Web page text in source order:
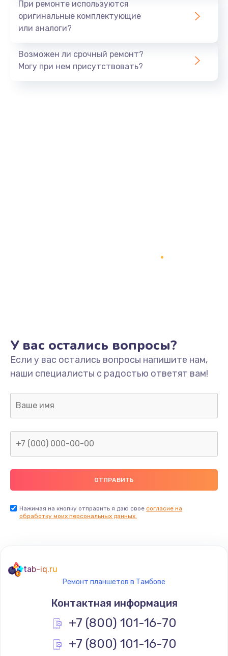
При ремонте используются
оригинальные комплектующие
или аналоги?
Возможен ли срочный ремонт?
Могу при нем присутствовать?
У вас остались вопросы?
Если у вас остались вопросы напишите нам,
наши специалисты с радостью ответят вам!
Нажимая на кнопку отправить я даю свое согласие на
обработку моих персональных данных.
tab-iq.ru
Ремонт планшетов в Тамбове
Контактная информация
+7 (800) 101-16-70
+7 (800) 101-16-70